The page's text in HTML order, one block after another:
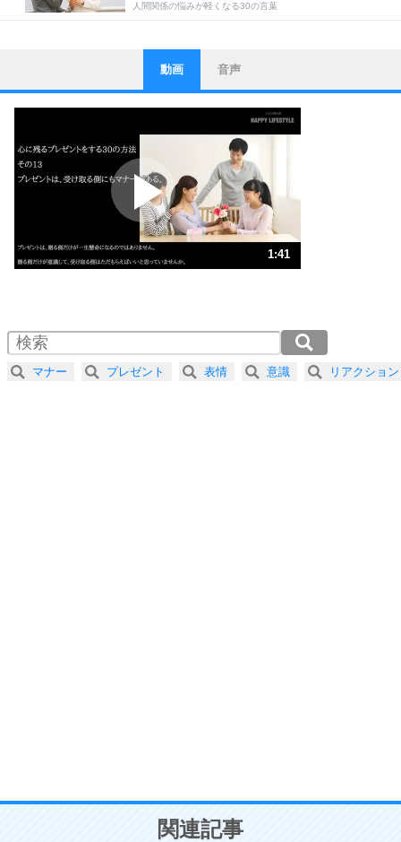
人間関係の悩みが軽くなる30の言葉
1
ストレス対策
他人と比べない。
いっそのこと、他人を見ない。
いらいらしない人になる30の方法
ポジティブになれない原因は、行動しないから。
ポジティブ思考になる30の方法
ストレス対策
人生、なんとかなるもの。
気楽に生きる30の方法
4 器の大きい人は、怒りを優しさで表現する。
ことが大切。
動画 音声
1:41
2.0倍速 （199KB 50秒）
2.5倍速 （159KB 40秒）
3.0倍速 （133KB 33秒）
マナー プレゼント 表情 意識 リアクション
関連記事